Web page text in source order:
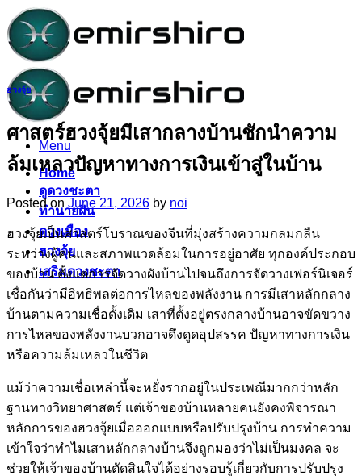
Skip
to
content
Menu
Home
ดูดวงชะตา
ทำนายฝัน
ดวงเมือง
ฮวงจุ้ย
เสริมดวงชะตา
ฮวงจุ้ย
ศาสตร์ฮวงจุ้ยมีเสากลางบ้านชักนำความ
ล้มเหลวปัญหาทางการเงินเข้าสู่ในบ้าน
Posted on June 21, 2026 by noi
ฮวงจุ้ยเป็นศาสตร์โบราณของจีนที่มุ่งสร้างความกลมกลืน
ระหว่างผู้คนและสภาพแวดล้อมในการอยู่อาศัย ทุกองค์ประกอบ
ของบ้าน ตั้งแต่การจัดวางผังบ้านไปจนถึงการจัดวางเฟอร์นิเจอร์
เชื่อกันว่ามีอิทธิพลต่อการไหลของพลังงาน การมีเสาหลักกลาง
บ้านตามความเชื่อดั้งเดิม เสาที่ตั้งอยู่ตรงกลางบ้านอาจขัดขวาง
การไหลของพลังงานบวกอาจดึงดูดอุปสรรค ปัญหาทางการเงิน
หรือความล้มเหลวในชีวิต
แม้ว่าความเชื่อเหล่านี้จะหยั่งรากอยู่ในประเพณีมากกว่าหลัก
ฐานทางวิทยาศาสตร์ แต่เจ้าของบ้านหลายคนยังคงพิจารณา
หลักการของฮวงจุ้ยเมื่อออกแบบหรือปรับปรุงบ้าน การทำความ
เข้าใจว่าทำไมเสาหลักกลางบ้านจึงถูกมองว่าไม่เป็นมงคล จะ
ช่วยให้เจ้าของบ้านตัดสินใจได้อย่างรอบรู้เกี่ยวกับการปรับปรุง